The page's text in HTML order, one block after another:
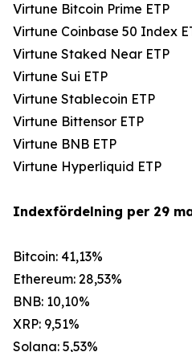
Virtune Bitcoin Prime ETP
Virtune Coinbase 50 Index
Virtune Staked Near ETP
Virtune Sui ETP
Virtune Stablecoin ETP
Virtune Bittensor ETP
Virtune BNB ETP
Virtune Hyperliquid ETP
Indexfördelning per 29
Bitcoin: 41,13%
Ethereum: 28,53%
BNB: 10,10%
XRP: 9,51%
Solana: 5,53%